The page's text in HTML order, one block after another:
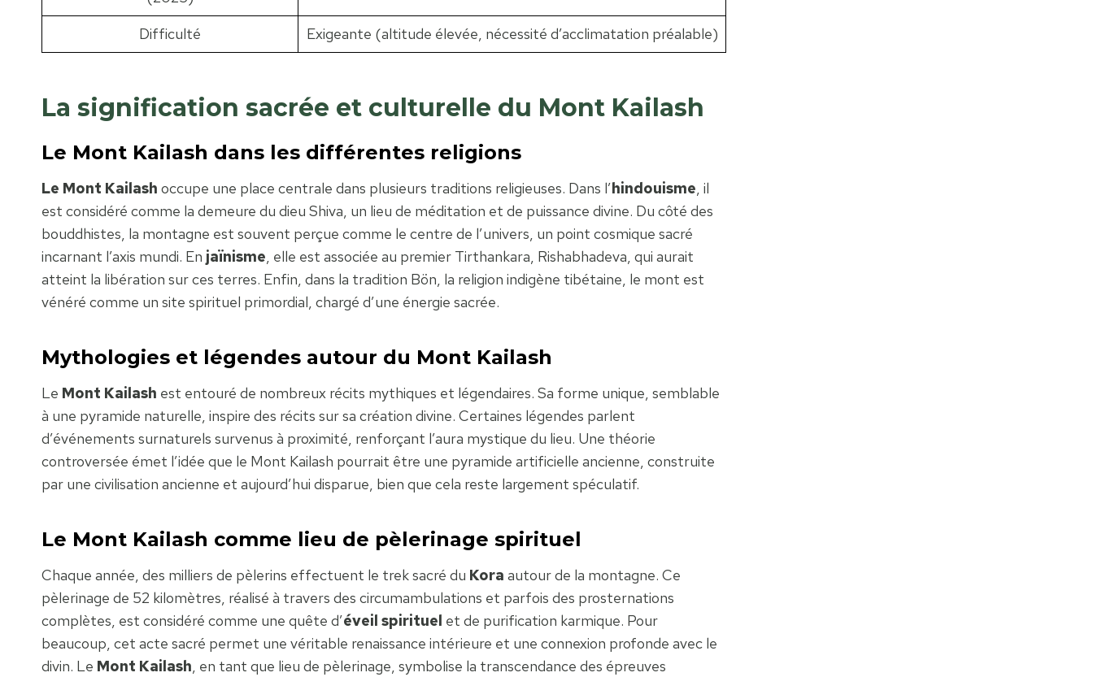
Difficulté Exigeante (altitude élevée, nécessité d’acclimatation préalable)
La signification sacrée et culturelle du Mont Kailash
Le Mont Kailash dans les différentes religions
Le Mont Kailash occupe une place centrale dans plusieurs traditions religieuses. Dans l’hindouisme, il
est considéré comme la demeure du dieu Shiva, un lieu de méditation et de puissance divine. Du côté des
bouddhistes, la montagne est souvent perçue comme le centre de l’univers, un point cosmique sacré
incarnant l’axis mundi. En jaïnisme, elle est associée au premier Tirthankara, Rishabhadeva, qui aurait
atteint la libération sur ces terres. Enfin, dans la tradition Bön, la religion indigène tibétaine, le mont est
vénéré comme un site spirituel primordial, chargé d’une énergie sacrée.
Mythologies et légendes autour du Mont Kailash
Le Mont Kailash est entouré de nombreux récits mythiques et légendaires. Sa forme unique, semblable
à une pyramide naturelle, inspire des récits sur sa création divine. Certaines légendes parlent
d’événements surnaturels survenus à proximité, renforçant l’aura mystique du lieu. Une théorie
controversée émet l’idée que le Mont Kailash pourrait être une pyramide artificielle ancienne, construite
par une civilisation ancienne et aujourd’hui disparue, bien que cela reste largement spéculatif.
Le Mont Kailash comme lieu de pèlerinage spirituel
Chaque année, des milliers de pèlerins effectuent le trek sacré du Kora autour de la montagne. Ce
pèlerinage de 52 kilomètres, réalisé à travers des circumambulations et parfois des prosternations
complètes, est considéré comme une quête d’éveil spirituel et de purification karmique. Pour
beaucoup, cet acte sacré permet une véritable renaissance intérieure et une connexion profonde avec le
divin. Le Mont Kailash, en tant que lieu de pèlerinage, symbolise la transcendance des épreuves